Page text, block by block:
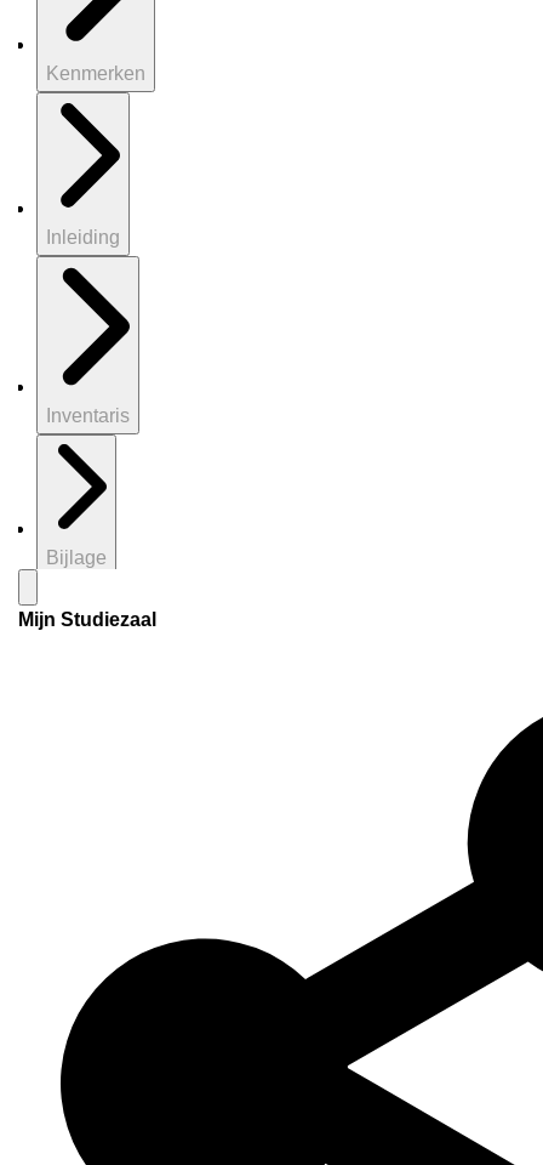
Kenmerken
Inleiding
Inventaris
Bijlage
Mijn Studiezaal